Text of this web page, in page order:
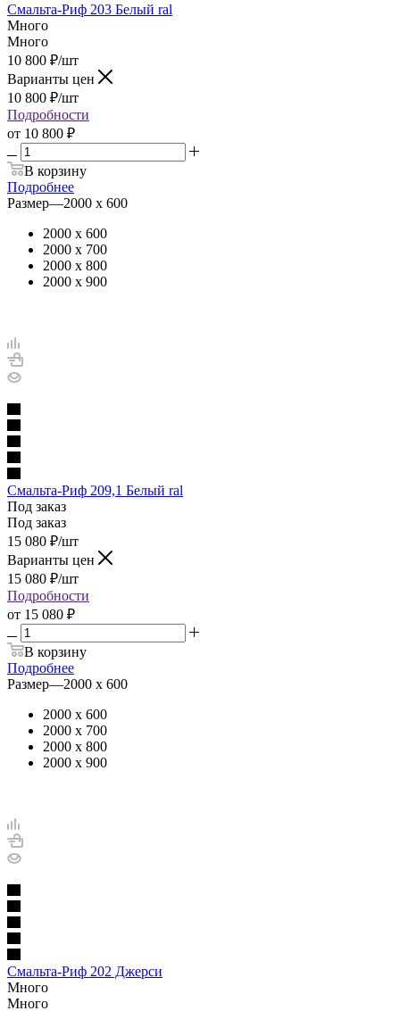
Смальта-Риф 203 Белый ral
Много
Много
10 800 ₽/шт
Варианты цен
10 800 ₽/шт
Подробности
от 10 800 ₽
В корзину
Подробнее
Размер—2000 х 600
2000 х 600
2000 х 700
2000 х 800
2000 х 900
Смальта-Риф 209,1 Белый ral
Под заказ
Под заказ
15 080 ₽/шт
Варианты цен
15 080 ₽/шт
Подробности
от 15 080 ₽
В корзину
Подробнее
Размер—2000 х 600
2000 х 600
2000 х 700
2000 х 800
2000 х 900
Смальта-Риф 202 Джерси
Много
Много